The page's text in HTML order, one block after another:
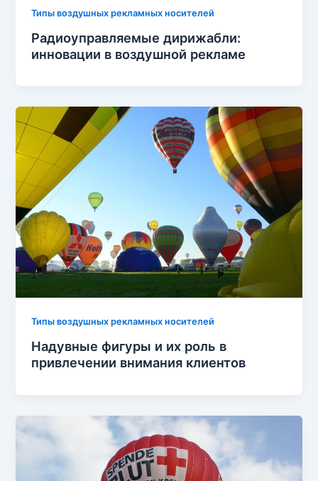
Типы воздушных рекламных носителей
Радиоуправляемые дирижабли:
инновации в воздушной рекламе
Типы воздушных рекламных носителей
Надувные фигуры и их роль в
привлечении внимания клиентов